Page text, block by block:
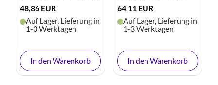
48,86 EUR
Auf Lager, Lieferung in
1-3 Werktagen
In den Warenkorb
64,11 EUR
Auf Lager, Lieferung in
1-3 Werktagen
In den Warenkorb